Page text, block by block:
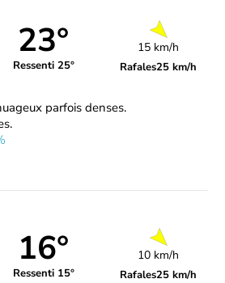
23°
Ressenti 25°
15 km/h
Rafales25 km/h
parfois denses.
16°
Ressenti 15°
10 km/h
Rafales25 km/h